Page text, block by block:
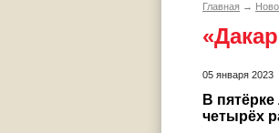
Главная →
05 января 2023
В
четырёх